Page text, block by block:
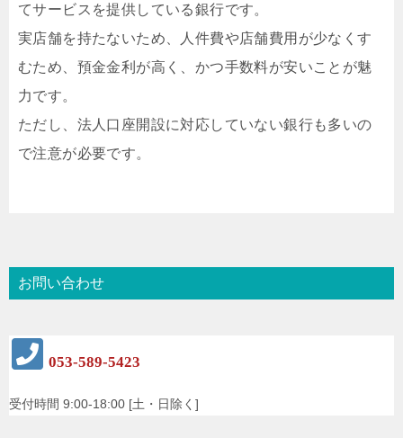
てサービスを提供している銀行です。
実店舗を持たないため、人件費や店舗費用が少なくす
むため、預金金利が高く、かつ手数料が安いことが魅
力です。
ただし、法人口座開設に対応していない銀行も多いの
で注意が必要です。
お問い合わせ
053-589-5423
受付時間 9:00-18:00 [土・日除く]